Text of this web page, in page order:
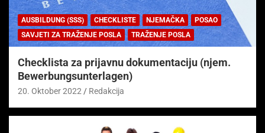
AUSBILDUNG (SSS) CHECKLISTE NJEMAČKA
POSAO
SAVJETI ZA TRAŽENJE POSLA
TRAŽENJE POSLA
Checklista za prijavnu dokumentaciju (njem.
Bewerbungsunterlagen)
20. Oktober 2022 Redakcija